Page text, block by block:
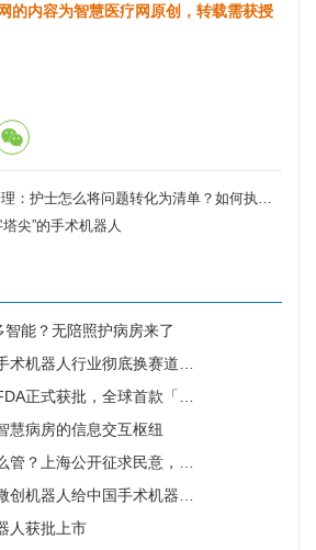
的内容为智慧医疗网原创，转载需获授
护士怎么将问题转化为清单？如何执行清单？
尖”的手术机器人
智能？无陪照护病房来了
业彻底换赛道，国产替代迎关键变局
全球首款「三模合一」手术机器人诞生
慧病房的信息交互枢纽
开征求民意，重点聚焦社区护理规范化
中国手术机器人行业带来的三个信号
人获批上市